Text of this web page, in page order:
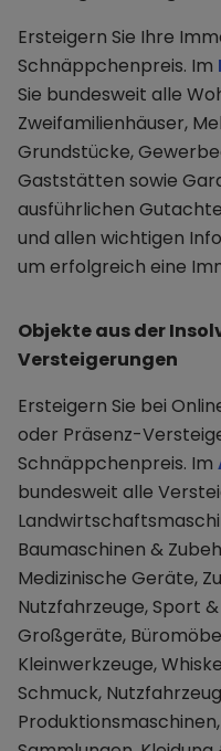
Ersteigern Sie Ihre
Schnäppchenpreis. Im
Sie bundesweit alle
Zweifamilienhäuser,
Grundstücke,
Gaststätten sowie
ausführlichen
und allen wichtigen
um erfolgreich eine
Objekte aus der
Versteigerungen
Ersteigern Sie bei
oder Präsenz-
Schnäppchenpreis. Im
bundesweit alle
Baumaschinen &
Medizinische Geräte,
Nutzfahrzeuge, Sport
Großgeräte,
Kleinwerkzeuge,
Schmuck,